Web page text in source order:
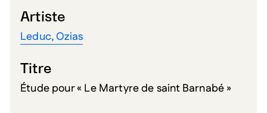
Artiste
Leduc, Ozias
Titre
Étude pour « Le Martyre de saint Barnabé »